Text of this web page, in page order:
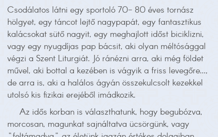
Csodálatos látni egy sportoló 70- 80 éves tornász
hölgyet, egy táncot lejtő nagypapát, egy fantasztikus
kalácsokat sütő nagyit, egy meghajlott időst biciklizni,
vagy egy nyugdíjas pap bácsit, aki olyan méltósággal
végzi a Szent Liturgiát. Jó ránézni arra, aki még földet
művel, aki bottal a kezében is vágyik a friss levegőre...,
de arra is, aki a halálos ágyán összekulcsolt kezekkel
utolsó kis fizikai erejéből imádkozik.
Az idős korban is választhatunk, hogy begubózva,
morcosan, magunkat sajnáltatva ücsörgünk, vagy